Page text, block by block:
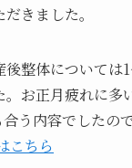
きました。
整体について
。お正月疲れに
う内容でしたの
こちら